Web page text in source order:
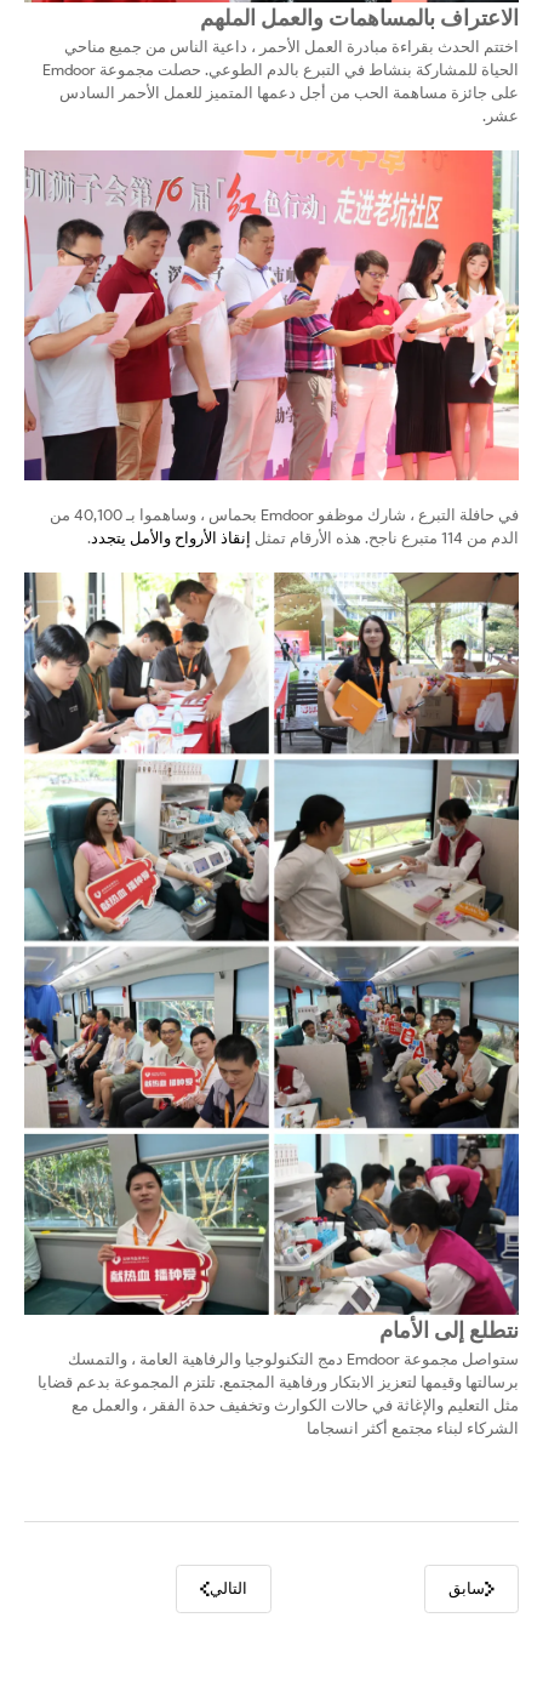
الاعتراف بالمساهمات والعمل الملهم
اختتم الحدث بقراءة مبادرة العمل الأحمر ، داعية الناس من جميع مناحي
الحياة للمشاركة بنشاط في التبرع بالدم الطوعي. حصلت مجموعة Emdoor
على جائزة مساهمة الحب من أجل دعمها المتميز للعمل الأحمر السادس
عشر.
في حافلة التبرع ، شارك موظفو Emdoor بحماس ، وساهموا بـ 40,100 من
الدم من 114 متبرع ناجح. هذه الأرقام تمثل
إنقاذ الأرواح والأمل يتجدد.
نتطلع إلى الأمام
ستواصل مجموعة Emdoor دمج التكنولوجيا والرفاهية العامة ، والتمسك
برسالتها وقيمها لتعزيز الابتكار ورفاهية المجتمع. تلتزم المجموعة بدعم قضايا
مثل التعليم والإغاثة في حالات الكوارث وتخفيف حدة الفقر ، والعمل مع
الشركاء لبناء مجتمع أكثر انسجاما
سابق التالي